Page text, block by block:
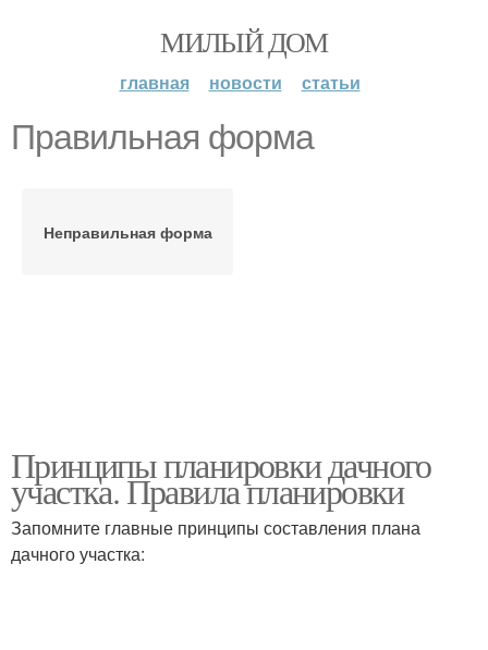
МИЛЫЙ ДОМ
главная новости статьи
Правильная форма
Неправильная форма
Принципы планировки дачного
участка. Правила планировки
Запомните главные принципы составления плана
дачного участка: